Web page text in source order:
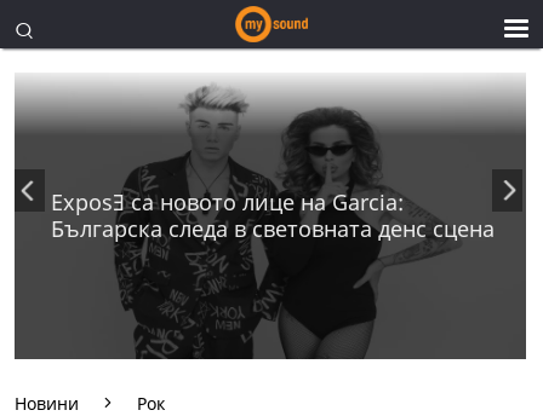
ExposƎ са новото лице на Garcia:
Българска следа в световната денс сцена
Новини Рок